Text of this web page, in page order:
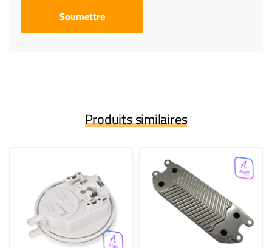
Produits similaires